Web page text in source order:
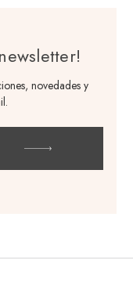
novedades y